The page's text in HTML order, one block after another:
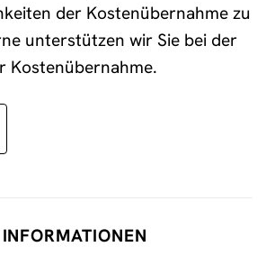
der Kostenübernahme zu
unterstützen wir Sie bei der
Kostenübernahme.